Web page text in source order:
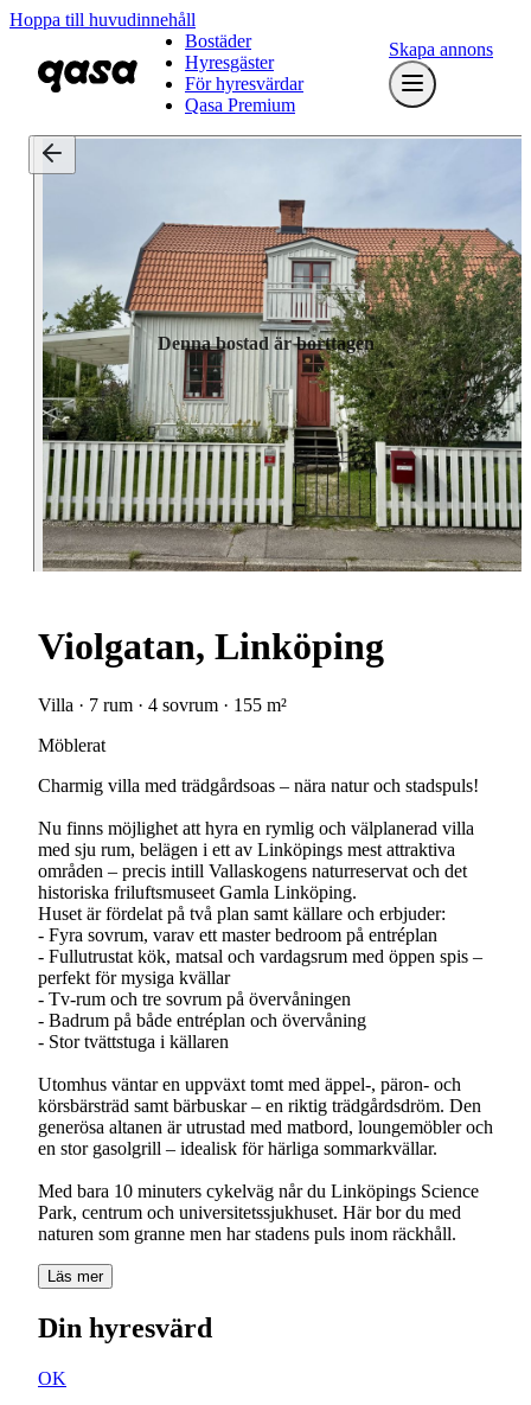
Hoppa till huvudinnehåll
Bostäder
Hyresgäster
För hyresvärdar
Qasa Premium
Skapa annons
Denna bostad är borttagen
Violgatan, Linköping
Villa · 7 rum · 4 sovrum · 155 m²
Möblerat
Charmig villa med trädgårdsoas – nära natur och stadspuls!
Nu finns möjlighet att hyra en rymlig och välplanerad villa
med sju rum, belägen i ett av Linköpings mest attraktiva
områden – precis intill Vallaskogens naturreservat och det
historiska friluftsmuseet Gamla Linköping.
Huset är fördelat på två plan samt källare och erbjuder:
- Fyra sovrum, varav ett master bedroom på entréplan
- Fullutrustat kök, matsal och vardagsrum med öppen spis –
perfekt för mysiga kvällar
- Tv-rum och tre sovrum på övervåningen
- Badrum på både entréplan och övervåning
- Stor tvättstuga i källaren
Utomhus väntar en uppväxt tomt med äppel-, päron- och
körsbärsträd samt bärbuskar – en riktig trädgårdsdröm. Den
generösa altanen är utrustad med matbord, loungemöbler och
en stor gasolgrill – idealisk för härliga sommarkvällar.
Med bara 10 minuters cykelväg når du Linköpings Science
Park, centrum och universitetssjukhuset. Här bor du med
naturen som granne men har stadens puls inom räckhåll.
Läs mer
Din hyresvärd
OK